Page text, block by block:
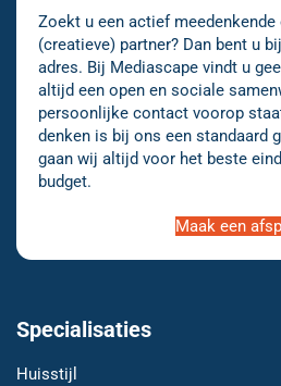
Zoekt u een actief
(creatieve) partner? Dan bent u
adres. Bij Mediascape vindt u
altijd een open en sociale
persoonlijke contact voorop
denken is bij ons een standaard
gaan wij altijd voor het beste
budget.
Maak een
Specialisaties
Huisstijl